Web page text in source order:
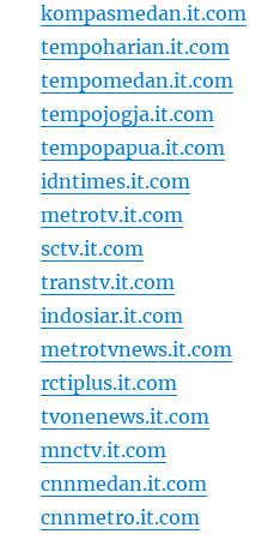
kompasmedan.it.com
tempoharian.it.com
tempomedan.it.com
tempojogja.it.com
tempopapua.it.com
idntimes.it.com
metrotv.it.com
sctv.it.com
transtv.it.com
indosiar.it.com
metrotvnews.it.com
rctiplus.it.com
tvonenews.it.com
mnctv.it.com
cnnmedan.it.com
cnnmetro.it.com